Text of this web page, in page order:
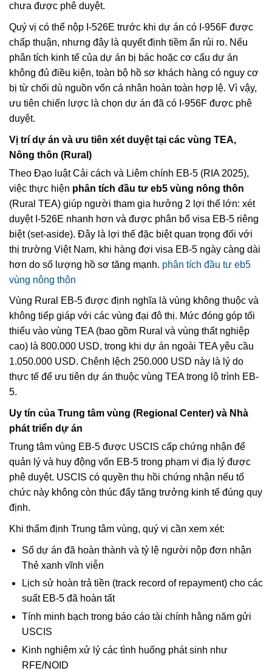
chưa được phê duyệt.
Quý vị có thể nộp I-526E trước khi dự án có I-956F được
chấp thuận, nhưng đây là quyết định tiềm ẩn rủi ro. Nếu
phân tích kinh tế của dự án bị bác hoặc cơ cấu dự án
không đủ điều kiện, toàn bộ hồ sơ khách hàng có nguy cơ
bị từ chối dù nguồn vốn cá nhân hoàn toàn hợp lệ. Vì vậy,
ưu tiên chiến lược là chọn dự án đã có I-956F được phê
duyệt.
Vị trí dự án và ưu tiên xét duyệt tại các vùng TEA,
Nông thôn (Rural)
Theo Đạo luật Cải cách và Liêm chính EB-5 (RIA 2025),
việc thực hiện phân tích đầu tư eb5 vùng nông thôn
(Rural TEA) giúp người tham gia hưởng 2 lợi thế lớn: xét
duyệt I-526E nhanh hơn và được phân bổ visa EB-5 riêng
biệt (set-aside). Đây là lợi thế đặc biệt quan trọng đối với
thị trường Việt Nam, khi hàng đợi visa EB-5 ngày càng dài
hơn do số lượng hồ sơ tăng mạnh. phân tích đầu tư eb5
vùng nông thôn
Vùng Rural EB-5 được định nghĩa là vùng không thuộc và
không tiếp giáp với các vùng đại đô thị. Mức đóng góp tối
thiểu vào vùng TEA (bao gồm Rural và vùng thất nghiệp
cao) là 800.000 USD, trong khi dự án ngoài TEA yêu cầu
1.050.000 USD. Chênh lệch 250.000 USD này là lý do
thực tế để ưu tiên dự án thuộc vùng TEA trong lộ trình EB-
5.
Uy tín của Trung tâm vùng (Regional Center) và Nhà
phát triển dự án
Trung tâm vùng EB-5 được USCIS cấp chứng nhận để
quản lý và huy động vốn EB-5 trong phạm vi địa lý được
phê duyệt. USCIS có quyền thu hồi chứng nhận nếu tổ
chức này không còn thúc đẩy tăng trưởng kinh tế đúng quy
định.
Khi thẩm định Trung tâm vùng, quý vị cần xem xét:
Số dự án đã hoàn thành và tỷ lệ người nộp đơn nhận
Thẻ xanh vĩnh viễn
Lịch sử hoàn trả tiền (track record of repayment) cho các
suất EB-5 đã hoàn tất
Tính minh bạch trong báo cáo tài chính hằng năm gửi
USCIS
Kinh nghiệm xử lý các tình huống phát sinh như
RFE/NOID